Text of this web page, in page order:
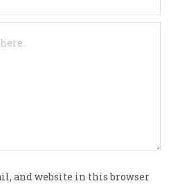
and website in this browser